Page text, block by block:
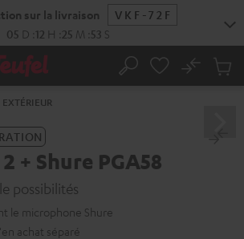
Rechercher
No
EXTÉRIEUR
2 + Shure PGA58
possibilités
le microphone Shure
achat séparé